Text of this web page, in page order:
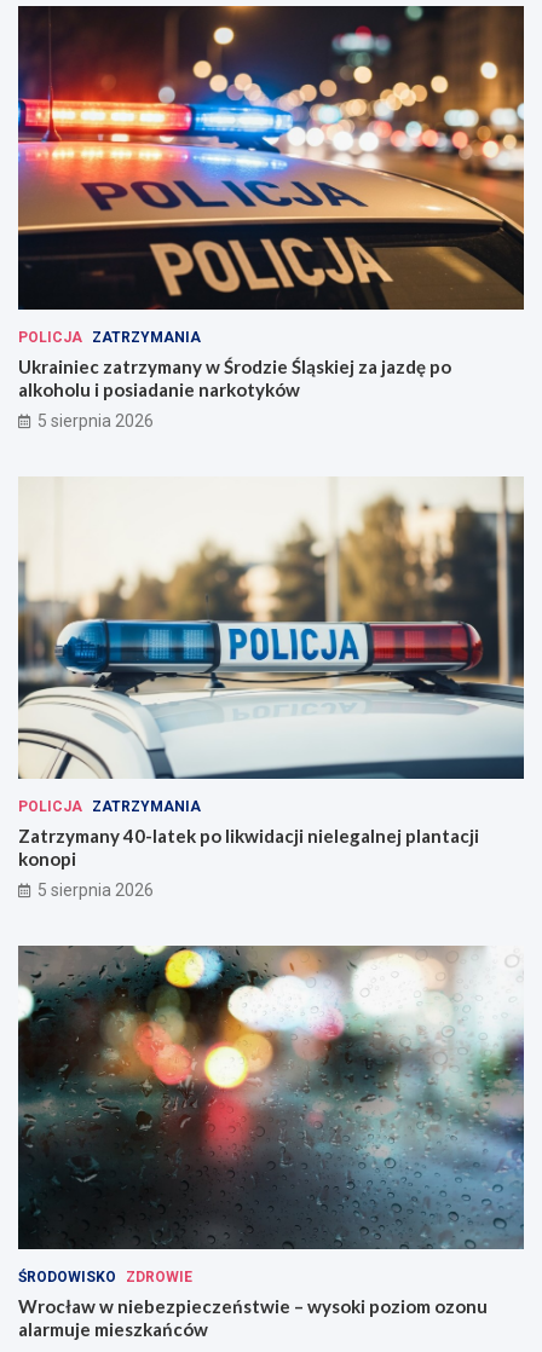
POLICJA ZATRZYMANIA
Ukrainiec zatrzymany w Środzie Śląskiej za jazdę po
alkoholu i posiadanie narkotyków
5 sierpnia 2026
POLICJA ZATRZYMANIA
Zatrzymany 40-latek po likwidacji nielegalnej plantacji
konopi
5 sierpnia 2026
ŚRODOWISKO ZDROWIE
Wrocław w niebezpieczeństwie – wysoki poziom ozonu
alarmuje mieszkańców